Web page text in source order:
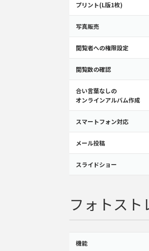
プリント(L版1枚)
写真販売
閲覧者への権限設定
閲覧数の確認
合い言葉なしの
オンラインアルバム作成
スマートフォン対応
メール投稿
スライドショー
フォトスト
機能